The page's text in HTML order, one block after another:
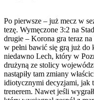
Po pierwsze – już mecz w
tezę. Wymęczone 3:2 na
drugie – Korona gra teraz
w pełni bawić się grą już do
niedawno Lech, który w
drużyną ze stolicy
nastąpiły tam zmiany
idiotycznymi decyzjami, jak
trenerem. Nawet jeśli